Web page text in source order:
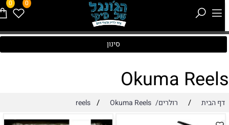
0 0
סינון
Okuma
דף הבית / רולרים/reels / Okuma Reels